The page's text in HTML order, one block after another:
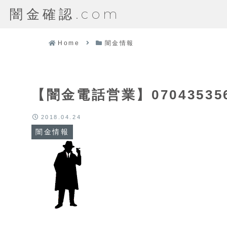
闇金確認.com
Home 闇金情報
【闇金電話営業】
闇金情報
2018.04.24